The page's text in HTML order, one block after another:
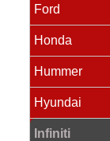
Ford
Honda
Hummer
Hyundai
Infiniti